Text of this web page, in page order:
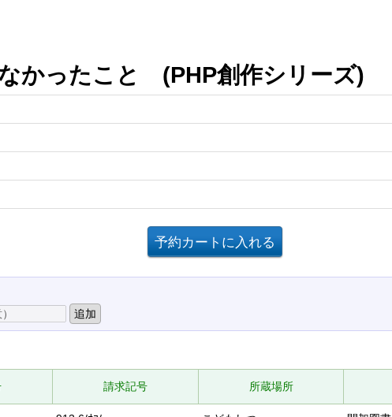
かったこと (PHP創作シリーズ)
請求記号 所蔵場所